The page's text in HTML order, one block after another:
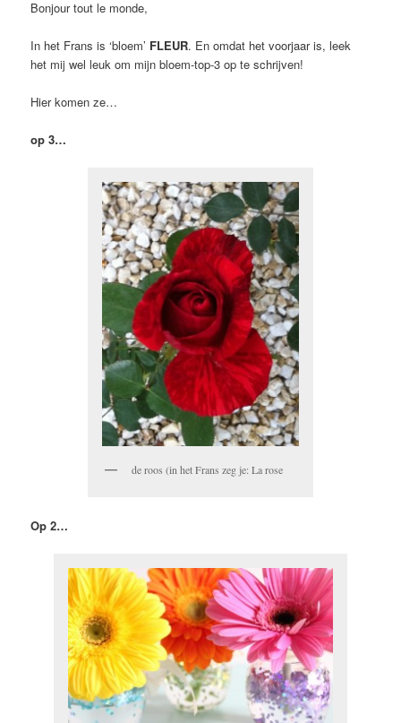
Bonjour tout le monde,
In het Frans is ‘bloem’ FLEUR. En omdat het voorjaar is, leek
het mij wel leuk om mijn bloem-top-3 op te schrijven!
Hier komen ze…
op 3…
de roos (in het Frans zeg je: La rose
Op 2…